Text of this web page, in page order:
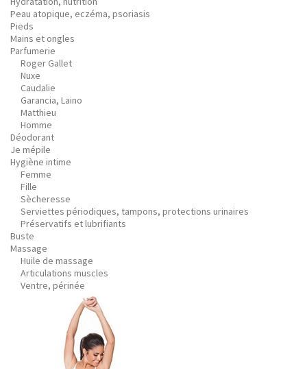
Peau atopique, eczéma, psoriasis
Pieds
Mains et ongles
Parfumerie
Roger Gallet
Nuxe
Caudalie
Garancia, Laino
Matthieu
Homme
Déodorant
Je mépile
Hygiène intime
Femme
Fille
Sècheresse
Serviettes périodiques, tampons, protections urinaires
Préservatifs et lubrifiants
Buste
Massage
Huile de massage
Articulations muscles
Ventre, périnée